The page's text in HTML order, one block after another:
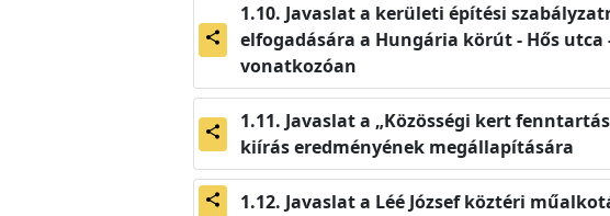
share
Javaslat a kerületi építési
elfogadására a Hungária körút - Hős
vonatkozóan
share
Javaslat a „Közösségi kert
kiírás eredményének megállapítására
share Javaslat a Léé József köztéri